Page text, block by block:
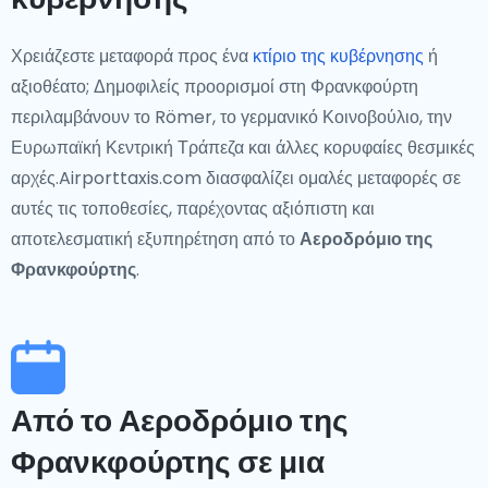
Χρειάζεστε μεταφορά προς ένα κτίριο της κυβέρνησης ή
αξιοθέατο; Δημοφιλείς προορισμοί στη Φρανκφούρτη
περιλαμβάνουν το Römer, το γερμανικό Κοινοβούλιο, την
Ευρωπαϊκή Κεντρική Τράπεζα και άλλες κορυφαίες θεσμικές
αρχές.Airporttaxis.com διασφαλίζει ομαλές μεταφορές σε
αυτές τις τοποθεσίες, παρέχοντας αξιόπιστη και
αποτελεσματική εξυπηρέτηση από τοΑεροδρόμιο της
Φρανκφούρτης.
Από το Αεροδρόμιο της
Φρανκφούρτης σε μια